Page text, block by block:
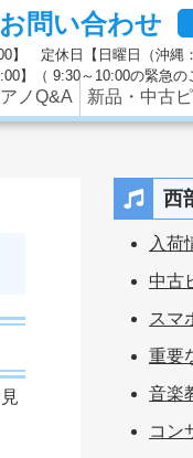
買取、修理やクリ
お問い合わせ
】 定休日【日曜日（沖縄
】（ 9:30～10:00の緊急の
ノQ&A 新品・中古
西
入荷
中古
スマ
重要
音楽
コン